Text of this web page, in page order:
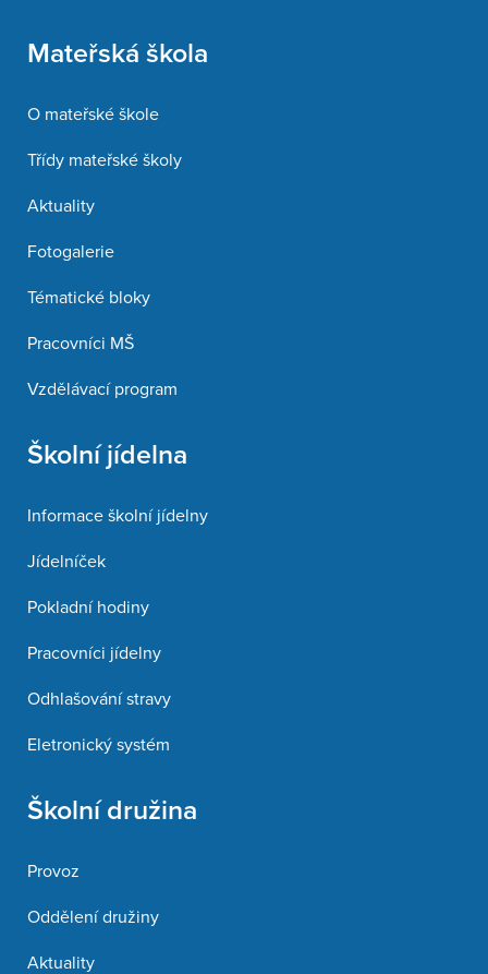
Mateřská škola
O mateřské škole
Třídy mateřské školy
Aktuality
Fotogalerie
Tématické bloky
Pracovníci MŠ
Vzdělávací program
Školní jídelna
Informace školní jídelny
Jídelníček
Pokladní hodiny
Pracovníci jídelny
Odhlašování stravy
Eletronický systém
Školní družina
Provoz
Oddělení družiny
Aktuality